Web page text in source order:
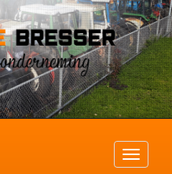
Toggle